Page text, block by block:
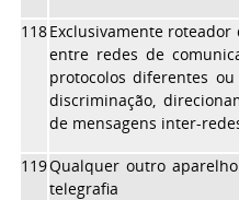
118Exclusivamente
entre redes de
protocolos diferentes
discriminação,
de mensagens inter-
119Qualquer outro
telegrafia